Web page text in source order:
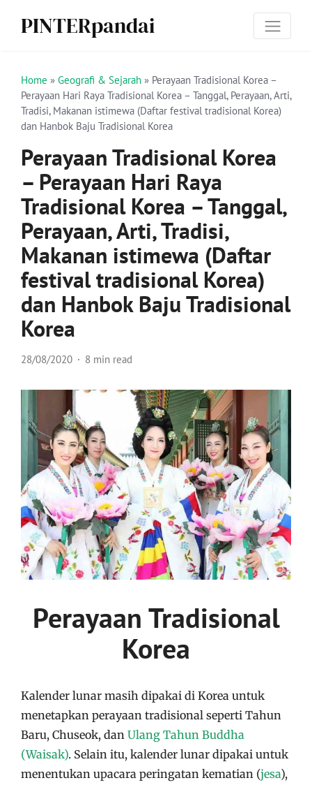
PINTERpandai
Home » Geografi & Sejarah » Perayaan Tradisional Korea –
Perayaan Hari Raya Tradisional Korea – Tanggal, Perayaan, Arti,
Tradisi, Makanan istimewa (Daftar festival tradisional Korea)
dan Hanbok Baju Tradisional Korea
Perayaan Tradisional Korea
– Perayaan Hari Raya
Tradisional Korea – Tanggal,
Perayaan, Arti, Tradisi,
Makanan istimewa (Daftar
festival tradisional Korea)
dan Hanbok Baju Tradisional
Korea
28/08/2020 8 min read
Perayaan Tradisional
Korea
Kalender lunar masih dipakai di Korea untuk
menetapkan perayaan tradisional seperti Tahun
Baru, Chuseok, dan Ulang Tahun Buddha
(Waisak). Selain itu, kalender lunar dipakai untuk
menentukan upacara peringatan kematian (jesa),